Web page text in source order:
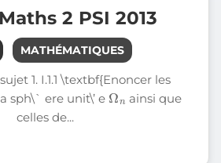
2 PSI 2013
MATHÉMATIQUES
1. I.1.1 \textbf{Enoncer les
sph\` ere unit\’ e
Ω
n
ainsi que
celles de...